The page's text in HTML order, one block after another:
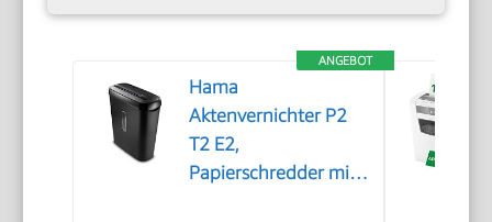
ANGEBOT
Hama
Aktenvernichter P2
T2 E2,
Papierschredder mit